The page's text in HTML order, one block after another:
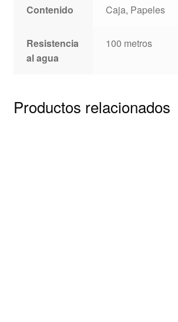
Contenido Caja, Papeles
Resistencia
al agua
100 metros
Productos relacionados